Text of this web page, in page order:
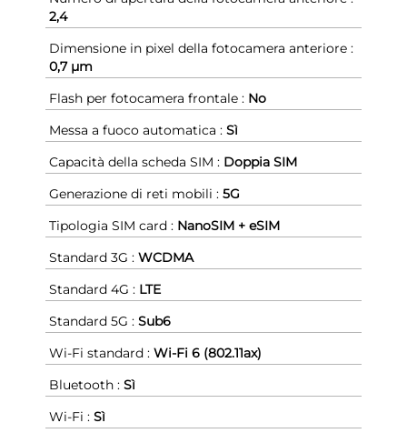
2,4
Dimensione in pixel della fotocamera anteriore :
0,7 µm
Flash per fotocamera frontale : No
Messa a fuoco automatica : Sì
Capacità della scheda SIM : Doppia SIM
Generazione di reti mobili : 5G
Tipologia SIM card : NanoSIM + eSIM
Standard 3G : WCDMA
Standard 4G : LTE
Standard 5G : Sub6
Wi-Fi standard : Wi-Fi 6 (802.11ax)
Bluetooth : Sì
Wi-Fi : Sì